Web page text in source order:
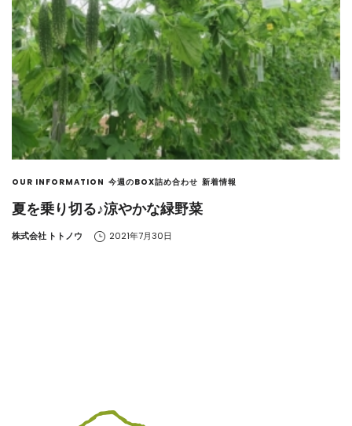
OUR INFORMATION 今週のBOX詰め合わせ 新着情報
夏を乗り切る♪涼やかな緑野菜
by
株式会社 トトノウ 2021年7月30日